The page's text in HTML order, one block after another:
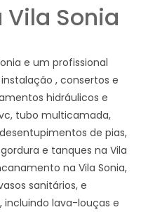
Sonia
e um profissional
, consertos e
hidráulicos e
tubo multicamada,
de pias,
e tanques na Vila
na Vila Sonia,
sanitários, e
incluindo lava-louças e